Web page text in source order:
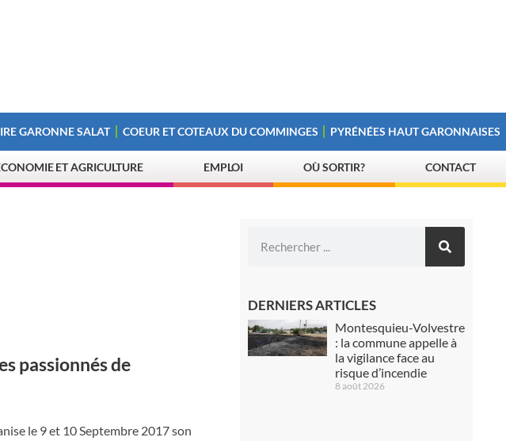
GARONNE SALAT COEUR ET COTEAUX DU COMMINGES PYRÉNÉES HAUT GARONNAISES
ET AGRICULTURE EMPLOI OÙ SORTIR? CONTACT
passionnés de
le 9 et 10 Septembre 2017 son
DERNIERS ARTICLES
Montesquieu-Volvestre
: la commune appelle à
la vigilance face au
risque d’incendie
8 août 2026